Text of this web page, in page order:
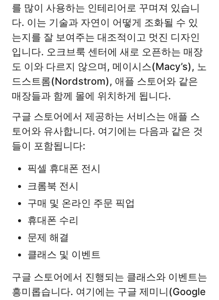
를 많이 사용하는 인테리어로 꾸며져 있습니
다. 이는 기술과 자연이 어떻게 조화될 수 있
는지를 잘 보여주는 대조적이고 멋진 디자인
입니다. 오크브룩 센터에 새로 오픈하는 매장
도 이와 다르지 않으며, 메이시스(Macy’s), 노
드스트롬(Nordstrom), 애플 스토어와 같은
매장들과 함께 몰에 위치하게 됩니다.
구글 스토어에서 제공하는 서비스는 애플 스
토어와 유사합니다. 여기에는 다음과 같은 것
들이 포함됩니다:
픽셀 휴대폰 전시
크롬북 전시
구매 및 온라인 주문 픽업
휴대폰 수리
문제 해결
클래스 및 이벤트
구글 스토어에서 진행되는 클래스와 이벤트는
흥미롭습니다. 여기에는 구글 제미니(Google